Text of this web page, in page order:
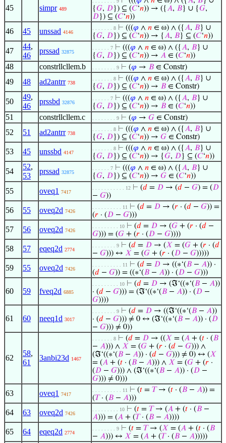
45 simpr 489
{𝐺, 𝐷}) ⊆ (𝐶‘𝑛)) → ({𝐴, 𝐵} ∪ {𝐺,
𝐷}) ⊆ (𝐶‘𝑛))
46 45 unssad 4146
. . . . . . . 8 ⊢ (((𝜑 ∧ 𝑛 ∈ ω) ∧ ({𝐴, 𝐵} ∪
{𝐺, 𝐷}) ⊆ (𝐶‘𝑛)) → {𝐴, 𝐵} ⊆ (𝐶‘𝑛))
47
44,
46
prssad 32875
. . . . . . 7 ⊢ (((𝜑 ∧ 𝑛 ∈ ω) ∧ ({𝐴, 𝐵} ∪
{𝐺, 𝐷}) ⊆ (𝐶‘𝑛)) → 𝐴 ∈ (𝐶‘𝑛))
48 constrllcllem.b . . . . . . . . 9 ⊢ (𝜑 → 𝐵 ∈ Constr)
49 48 ad2antrr 738
. . . . . . . 8 ⊢ (((𝜑 ∧ 𝑛 ∈ ω) ∧ ({𝐴, 𝐵} ∪
{𝐺, 𝐷}) ⊆ (𝐶‘𝑛)) → 𝐵 ∈ Constr)
50
49,
46
prssbd 32876
. . . . . . 7 ⊢ (((𝜑 ∧ 𝑛 ∈ ω) ∧ ({𝐴, 𝐵} ∪
{𝐺, 𝐷}) ⊆ (𝐶‘𝑛)) → 𝐵 ∈ (𝐶‘𝑛))
51 constrllcllem.c . . . . . . . . 9 ⊢ (𝜑 → 𝐺 ∈ Constr)
52 51 ad2antrr 738
. . . . . . . 8 ⊢ (((𝜑 ∧ 𝑛 ∈ ω) ∧ ({𝐴, 𝐵} ∪
{𝐺, 𝐷}) ⊆ (𝐶‘𝑛)) → 𝐺 ∈ Constr)
53 45 unssbd 4147
. . . . . . . 8 ⊢ (((𝜑 ∧ 𝑛 ∈ ω) ∧ ({𝐴, 𝐵} ∪
{𝐺, 𝐷}) ⊆ (𝐶‘𝑛)) → {𝐺, 𝐷} ⊆ (𝐶‘𝑛))
54
52,
53
prssad 32875
. . . . . . 7 ⊢ (((𝜑 ∧ 𝑛 ∈ ω) ∧ ({𝐴, 𝐵} ∪
{𝐺, 𝐷}) ⊆ (𝐶‘𝑛)) → 𝐺 ∈ (𝐶‘𝑛))
55 oveq1 7417
. . . . . . . . . . . 12 ⊢ (𝑑 = 𝐷 → (𝑑 − 𝐺) = (𝐷
− 𝐺))
56 55 oveq2d 7426
. . . . . . . . . . 11 ⊢ (𝑑 = 𝐷 → (𝑟 · (𝑑 − 𝐺)) =
(𝑟 · (𝐷 − 𝐺)))
57 56 oveq2d 7426
. . . . . . . . . 10 ⊢ (𝑑 = 𝐷 → (𝐺 + (𝑟 · (𝑑 −
𝐺))) = (𝐺 + (𝑟 · (𝐷 − 𝐺))))
58 57 eqeq2d 2774
. . . . . . . . 9 ⊢ (𝑑 = 𝐷 → (𝑋 = (𝐺 + (𝑟 · (𝑑
− 𝐺))) ↔ 𝑋 = (𝐺 + (𝑟 · (𝐷 − 𝐺)))))
59 55 oveq2d 7426
. . . . . . . . . . 11 ⊢ (𝑑 = 𝐷 → ((∗‘(𝐵 − 𝐴)) ·
(𝑑 − 𝐺)) = ((∗‘(𝐵 − 𝐴)) · (𝐷 − 𝐺)))
60 59 fveq2d 6885
. . . . . . . . . 10 ⊢ (𝑑 = 𝐷 → (ℑ‘((∗‘(𝐵 − 𝐴))
· (𝑑 − 𝐺))) = (ℑ‘((∗‘(𝐵 − 𝐴)) · (𝐷 −
𝐺))))
61 60 neeq1d 3017
. . . . . . . . 9 ⊢ (𝑑 = 𝐷 → ((ℑ‘((∗‘(𝐵 − 𝐴))
· (𝑑 − 𝐺))) ≠ 0 ↔ (ℑ‘((∗‘(𝐵 − 𝐴)) · (𝐷
− 𝐺))) ≠ 0))
62
58,
61
3anbi23d 1467
. . . . . . . 8 ⊢ (𝑑 = 𝐷 → ((𝑋 = (𝐴 + (𝑡 · (𝐵
− 𝐴))) ∧ 𝑋 = (𝐺 + (𝑟 · (𝑑 − 𝐺))) ∧
(ℑ‘((∗‘(𝐵 − 𝐴)) · (𝑑 − 𝐺))) ≠ 0) ↔ (𝑋
= (𝐴 + (𝑡 · (𝐵 − 𝐴))) ∧ 𝑋 = (𝐺 + (𝑟 ·
(𝐷 − 𝐺))) ∧ (ℑ‘((∗‘(𝐵 − 𝐴)) · (𝐷 −
𝐺))) ≠ 0)))
63 oveq1 7417
. . . . . . . . . . 11 ⊢ (𝑡 = 𝑇→ (𝑡 · (𝐵 − 𝐴)) =
(𝑇· (𝐵 − 𝐴)))
64 63 oveq2d 7426
. . . . . . . . . 10 ⊢ (𝑡 = 𝑇→ (𝐴 + (𝑡 · (𝐵 −
𝐴))) = (𝐴 + (𝑇· (𝐵 − 𝐴))))
65 64 eqeq2d 2774
. . . . . . . . 9 ⊢ (𝑡 = 𝑇→ (𝑋 = (𝐴 + (𝑡 · (𝐵
− 𝐴))) ↔ 𝑋 = (𝐴 + (𝑇· (𝐵 − 𝐴)))))